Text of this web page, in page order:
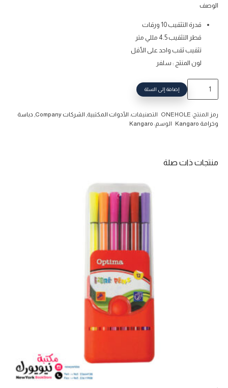
الوصف
قدرة التثقيب 10 ورقات
قطر التثقيب 4.5 مللي متر
تثقيب ثقب واحد على الأقل
لون المنتج : سلفر
كمية
خرامة
فتحة
إضافة إلى السلة
رمز المنتج: ONEHOLE التصنيفات: الأدوات المكتبية الشركات Company
دباسة
وخرامة Kangaro
الوسم: Kangaro
منتجات ذات صلة